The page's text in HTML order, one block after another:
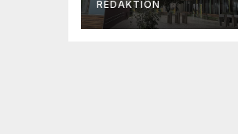
REDAKTION